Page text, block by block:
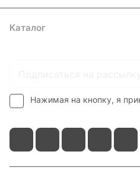
Каталог
Нажимая на кнопку, я